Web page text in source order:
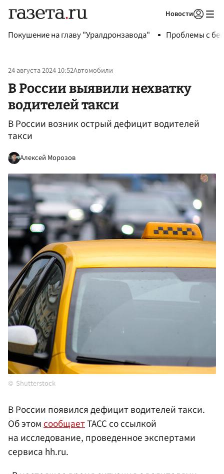
Новости
Покушение на главу "Уралдронзавода" Проблемы с
24 августа 2024 10:52Автомобили
В России выявили нехватку
водителей такси
В России возник острый дефицит водителей
такси
Алексей Морозов
Shutterstock
В России появился дефицит водителей такси.
Об этомсообщаетТАСС со ссылкой
на исследование, проведенное экспертами
сервиса hh.ru.